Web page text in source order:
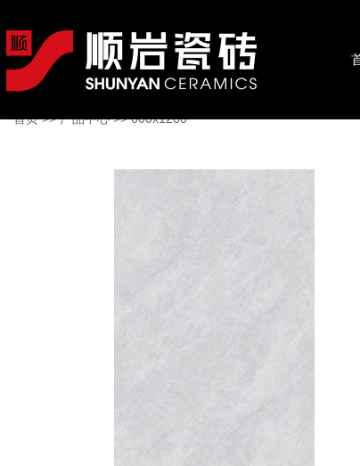
首页>>产品中心>>600x1200